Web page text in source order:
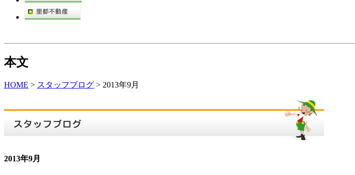
本文
HOME > スタッフブログ > 2013年9月
2013年9月